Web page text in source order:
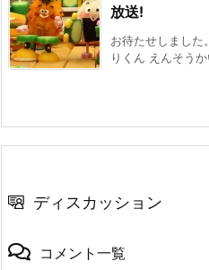
放送!
お待たせしました
りくん えんそう
ディスカッション
コメント一覧